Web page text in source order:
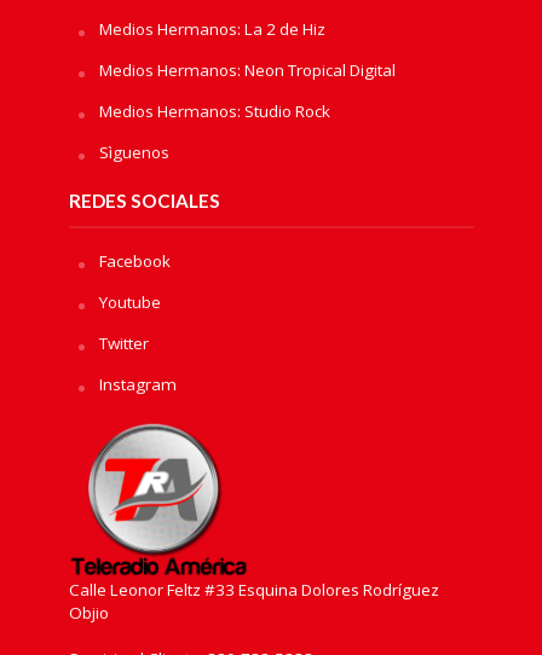
Medios Hermanos: La 2 de Hiz
Medios Hermanos: Neon Tropical Digital
Medios Hermanos: Studio Rock
Sìguenos
REDES SOCIALES
Facebook
Youtube
Twitter
Instagram
Calle Leonor Feltz #33 Esquina Dolores Rodríguez
Objio